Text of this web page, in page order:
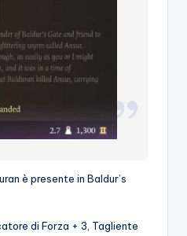
è presente in Baldur’s
di Forza + 3, Tagliente